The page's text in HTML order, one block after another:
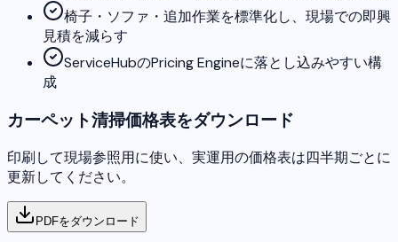
椅子・ソファ・追加作業を標準化し、現場での即興
見積を減らす
ServiceHubのPricing Engineに落とし込みやすい構
成
カーペット清掃価格表をダウンロード
印刷して現場参照用に使い、実運用の価格表は四半期ごとに
更新してください。
PDFをダウンロード